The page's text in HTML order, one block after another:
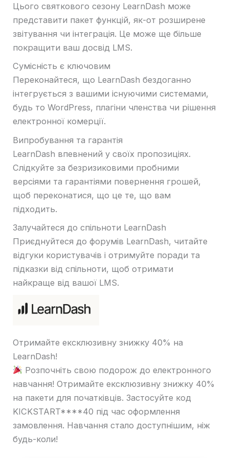
Цього святкового сезону LearnDash може
представити пакет функцій, як-от розширене
звітування чи інтеграція. Це може ще більше
покращити ваш досвід LMS.
Сумісність є ключовим
Переконайтеся, що LearnDash бездоганно
інтегрується з вашими існуючими системами,
будь то WordPress, плагіни членства чи рішення
електронної комерції.
Випробування та гарантія
LearnDash впевнений у своїх пропозиціях.
Слідкуйте за безризиковими пробними
версіями та гарантіями повернення грошей,
щоб переконатися, що це те, що вам
підходить.
Залучайтеся до спільноти LearnDash
Приєднуйтеся до форумів LearnDash, читайте
відгуки користувачів і отримуйте поради та
підказки від спільноти, щоб отримати
найкраще від вашої LMS.
Отримайте ексклюзивну знижку 40% на
LearnDash!
Розпочніть свою подорож до електронного
навчання! Отримайте ексклюзивну знижку 40%
на пакети для початківців. Застосуйте код
KICKSTART****40 під час оформлення
замовлення. Навчання стало доступнішим, ніж
будь-коли!